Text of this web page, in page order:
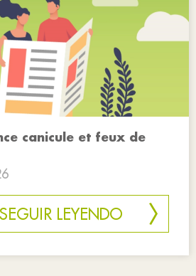
canicule et feux de
SEGUIR LEYENDO